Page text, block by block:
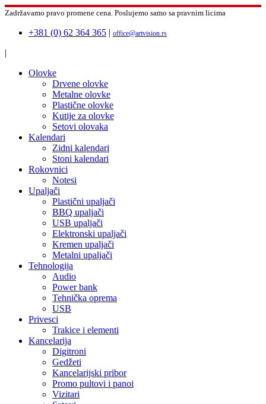
Zadržavamo pravo promene cena. Poslujemo samo sa pravnim licima
+381 (0) 62 364 365 | office@artvision.rs
|
Olovke
Drvene olovke
Metalne olovke
Plastične olovke
Kutije za olovke
Setovi olovaka
Kalendari
Zidni kalendari
Stoni kalendari
Rokovnici
Notesi
Upaljači
Plastični upaljači
BBQ upaljači
USB upaljači
Elektronski upaljači
Kremen upaljači
Metalni upaljači
Tehnologija
Audio
Power bank
Tehnička oprema
USB
Privesci
Trakice i elementi
Kancelarija
Digitroni
Gedžeti
Kancelarijski pribor
Promo pultovi i panoi
Vizitari